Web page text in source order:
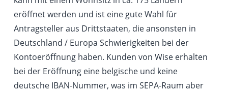
eröffnet werden und ist eine gute Wahl für
Antragsteller aus Drittstaaten, die ansonsten in
Deutschland / Europa Schwierigkeiten bei der
Kontoeröffnung haben. Kunden von Wise erhalten
bei der Eröffnung eine belgische und keine
deutsche IBAN-Nummer, was im SEPA-Raum aber